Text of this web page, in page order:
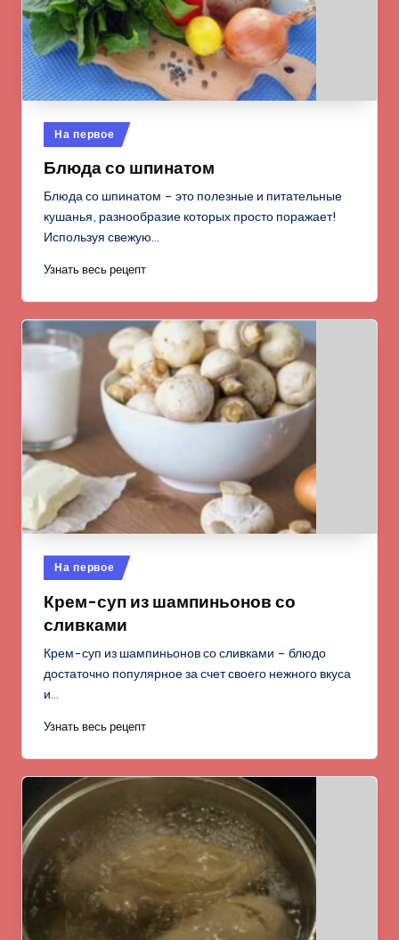
Опубликовано
в
На первое
Блюда со шпинатом
Блюда со шпинатом – это полезные и питательные
кушанья, разнообразие которых просто поражает!
Используя свежую…
Узнать весь рецепт
Опубликовано
в
На первое
Крем-суп из шампиньонов со
сливками
Крем-суп из шампиньонов со сливками – блюдо
достаточно популярное за счет своего нежного вкуса
и…
Узнать весь рецепт